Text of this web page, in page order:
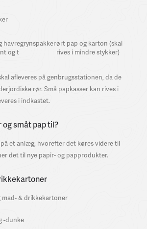
havregrynspakker
og t
ørt pap og karton (skal
rives i mindre stykker)
afleveres på genbrugsstationen, da de
rør. Små papkasser kan rives i
i indkastet.
og småt pap til?
et anlæg, hvorefter det køres videre til
det til nye papir- og papprodukter.
mad- & drikkekartoner
-dunke